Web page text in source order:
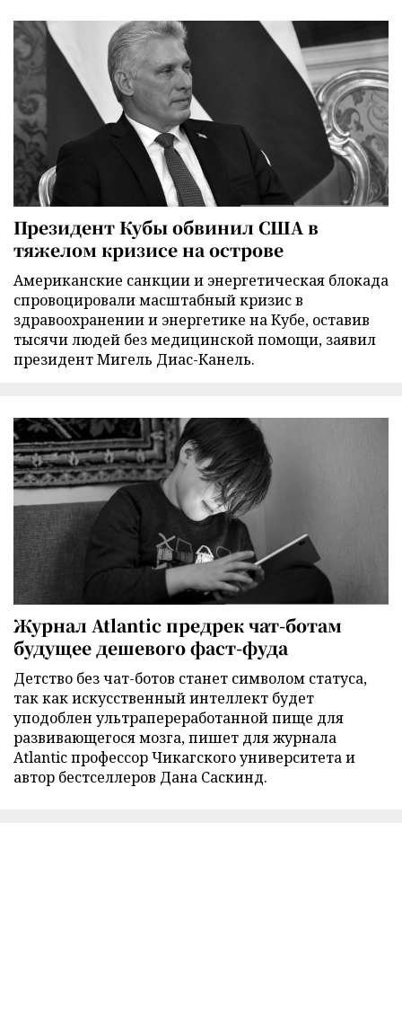
Президент Кубы обвинил США в
тяжелом кризисе на острове
Американские санкции и энергетическая блокада
спровоцировали масштабный кризис в
здравоохранении и энергетике на Кубе, оставив
тысячи людей без медицинской помощи, заявил
президент Мигель Диас-Канель.
Журнал Atlantic предрек чат-ботам
будущее дешевого фаст-фуда
Детство без чат-ботов станет символом статуса,
так как искусственный интеллект будет
уподоблен ультрапереработанной пище для
развивающегося мозга, пишет для журнала
Atlantic профессор Чикагского университета и
автор бестселлеров Дана Саскинд.